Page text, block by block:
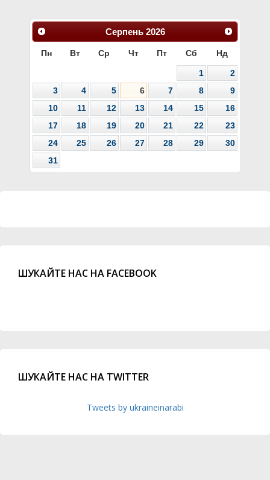
Серпень 2026
Пн Вт Ср Чт Пт Сб Нд
1
2
3
4 5 6 7 8
9
10
11 12 13 14 15
16
17
18 19 20 21 22
23
24
25 26 27 28 29
30
31
ШУКАЙТЕ НАС НА FACEBOOK
ШУКАЙТЕ НАС НА TWITTER
Tweets by ukraineinarabi